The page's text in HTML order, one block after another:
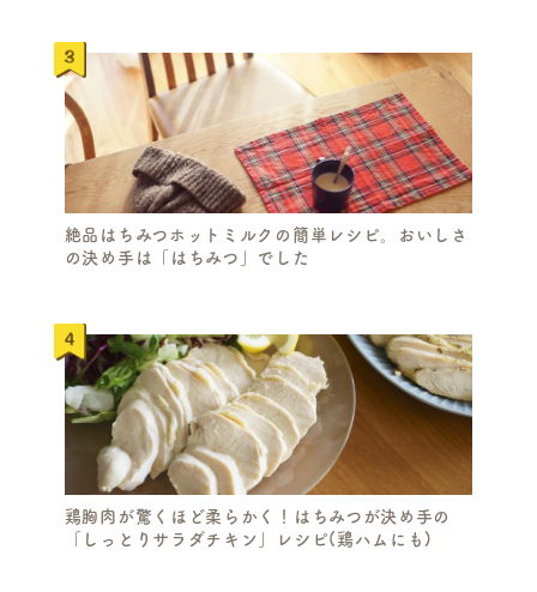
絶品はちみつホットミルクの簡単レシピ。おいしさ
の決め手は「はちみつ」でした
鶏胸肉が驚くほど柔らかく！はちみつが決め手の
「しっとりサラダチキン」レシピ(鶏ハムにも)